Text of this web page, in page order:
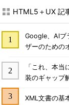
HTML5＋UX 記
Google、AI
ザーのための
「これ、本
装のギャップ
XML文書の基